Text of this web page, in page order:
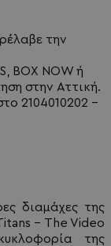
την
BOX NOW ή
στην Αττική.
2104010202 -
διαμάχες της
- The Video
της